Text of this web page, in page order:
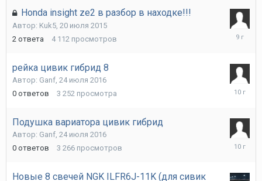
Honda insight ze2 в разбор в находке!!!
Автор: Kuk5, 20 июля 2015
2 ответа 4 112 просмотров
12
рейка цивик гибрид 8
Автор: Ganf, 24 июля 2016
0 ответов 3 252 просмотра
24
Подушка вариатора цивик гибрид
Автор: Ganf, 24 июля 2016
0 ответов 3 266 просмотров
24
Новые 8 свечей NGK ILFR6J-11K (для сивик